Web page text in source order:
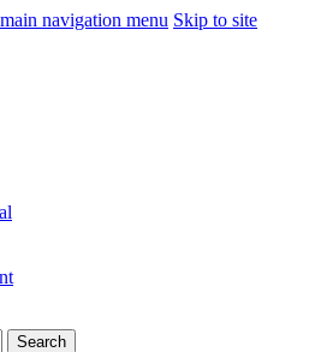
navigation menu Skip to site
Search